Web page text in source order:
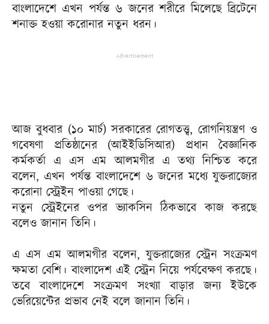
বাংলাদেশে এখন পর্যন্ত ৬ জনের শরীরে মিলেছে ব্রিটেনে
শনাক্ত হওয়া করোনার নতুন ধরন।
Advertisement
আজ বুধবার (১০ মার্চ) সরকারের রোগতত্ত্ব, রোগনিয়ন্ত্রণ ও
গবেষণা প্রতিষ্ঠানের (আইইডিসিআর) প্রধান বৈজ্ঞানিক
কর্মকর্তা এ এস এম আলমগীর এ তথ্য নিশ্চিত করে
বলেন, এখন পর্যন্ত বাংলাদেশে ৬ জনের মধ্যে যুক্তরাজ্যের
করোনা স্ট্রেইন পাওয়া গেছে।
নতুন স্ট্রেইনের ওপর ভ্যাকসিন ঠিকভাবে কাজ করছে
বলেও জানান তিনি।
এ এস এম আলমগীর বলেন, যুক্তরাজ্যের স্ট্রেন সংক্রমণ
ক্ষমতা বেশি। বাংলাদেশ এই স্ট্রেন নিয়ে পর্যবেক্ষণ করছে।
তবে বাংলাদেশে সংক্রমণ সংখ্যা বাড়ার জন্য ইউকে
ভেরিয়েন্টের প্রভাব নেই বলে জানান তিনি।